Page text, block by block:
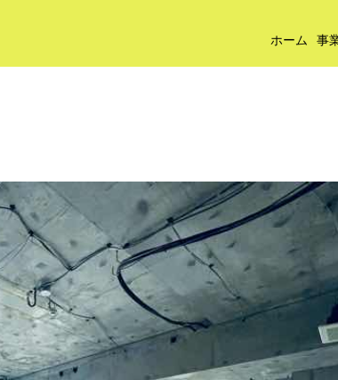
ホーム 事